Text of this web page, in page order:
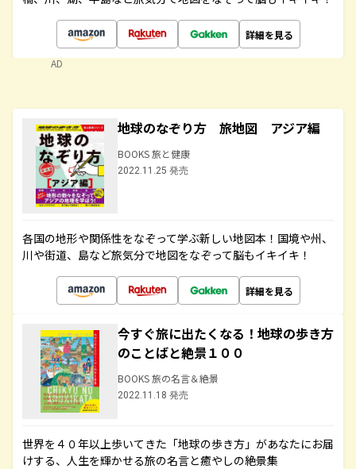
詳細を見る
AD
地球のなぞり方 旅地図 アジア編
BOOKS 旅と健康
2022.11.25 発売
各国の地形や関係性をなぞって学ぶ新しい地図本！国境や州、
川や街道、島など旅気分で地図をなぞって脳もイキイキ！
詳細を見る
今すぐ旅に出たくなる！地球の歩き方
のことばと絶景１００
BOOKS 旅の名言＆絶景
2022.11.18 発売
世界を４０年以上歩いてきた「地球の歩き方」があなたにお届
けする、人生を輝かせる旅の名言と癒やしの絶景集